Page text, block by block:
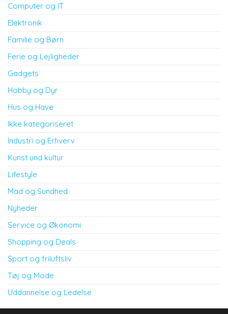
Computer og IT
Elektronik
Familie og Børn
Ferie og Lejligheder
Gadgets
Hobby og Dyr
Hus og Have
Ikke kategoriseret
Industri og Erhverv
Kunst und kultur
Lifestyle
Mad og Sundhed
Nyheder
Service og Økonomi
Shopping og Deals
Sport og friluftsliv
Tøj og Mode
Uddannelse og Ledelse